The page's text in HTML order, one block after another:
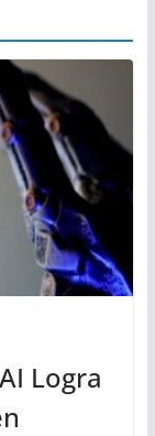
Logra